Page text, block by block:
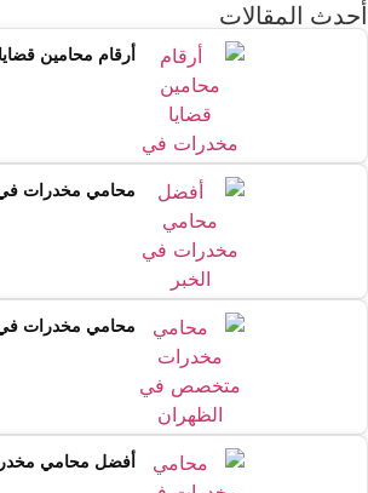
أحدث المقالات
أرقام محامين
محامي مخدرات في الخبر 0599993002 | استشارة
محامي مخدرات في الظهران 0599993002 | استشارة
أفضل محامي مخدرات في الباحة